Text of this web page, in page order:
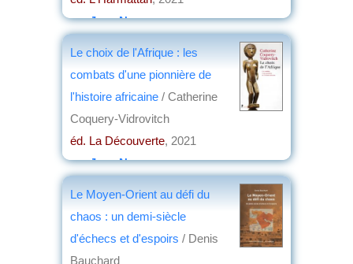
parJean Nemo
Le choix de l'Afrique : les
combats d'une pionnière de
l'histoire africaine / Catherine
Coquery-Vidrovitch
éd. La Découverte, 2021
parJean Nemo
Le Moyen-Orient au défi du
chaos : un demi-siècle
d'échecs et d'espoirs / Denis
Bauchard